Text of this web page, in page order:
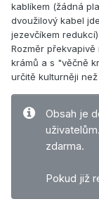
kablíkem (žádná
dvoužilový kabel
jezevčíkem
Rozměr
krámů a s "věčně
určitě kulturněji
Obsah je
uživatelům.
zdarma.
Pokud již